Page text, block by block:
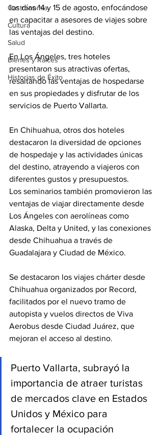
Gastronomía
Cultura
Salud
Bienes y Raíces
Historias de Éxito
los días 14 y 15 de agosto, enfocándose
en capacitar a asesores de viajes sobre
las ventajas del destino.
En Los Ángeles, tres hoteles
presentaron sus atractivas ofertas,
resaltando las ventajas de hospedarse
en sus propiedades y disfrutar de los
servicios de Puerto Vallarta.
En Chihuahua, otros dos hoteles
destacaron la diversidad de opciones
de hospedaje y las actividades únicas
del destino, atrayendo a viajeros con
diferentes gustos y presupuestos.
Los seminarios también promovieron las
ventajas de viajar directamente desde
Los Ángeles con aerolíneas como
Alaska, Delta y United, y las conexiones
desde Chihuahua a través de
Guadalajara y Ciudad de México.
Se destacaron los viajes chárter desde
Chihuahua organizados por Record,
facilitados por el nuevo tramo de
autopista y vuelos directos de Viva
Aerobus desde Ciudad Juárez, que
mejoran el acceso al destino.
Puerto Vallarta, subrayó la
importancia de atraer turistas
de mercados clave en Estados
Unidos y México para
fortalecer la ocupación